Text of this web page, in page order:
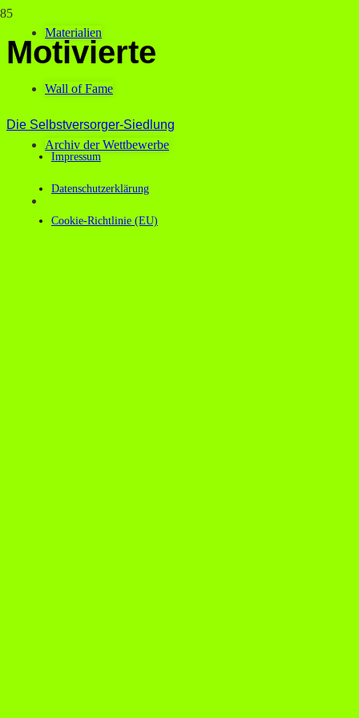
Materialien
Wall of Fame
Archiv der Wettbewerbe
Motivierte
Die Selbstversorger-Siedlung
Impressum
Datenschutzerklärung
Cookie-Richtlinie (EU)